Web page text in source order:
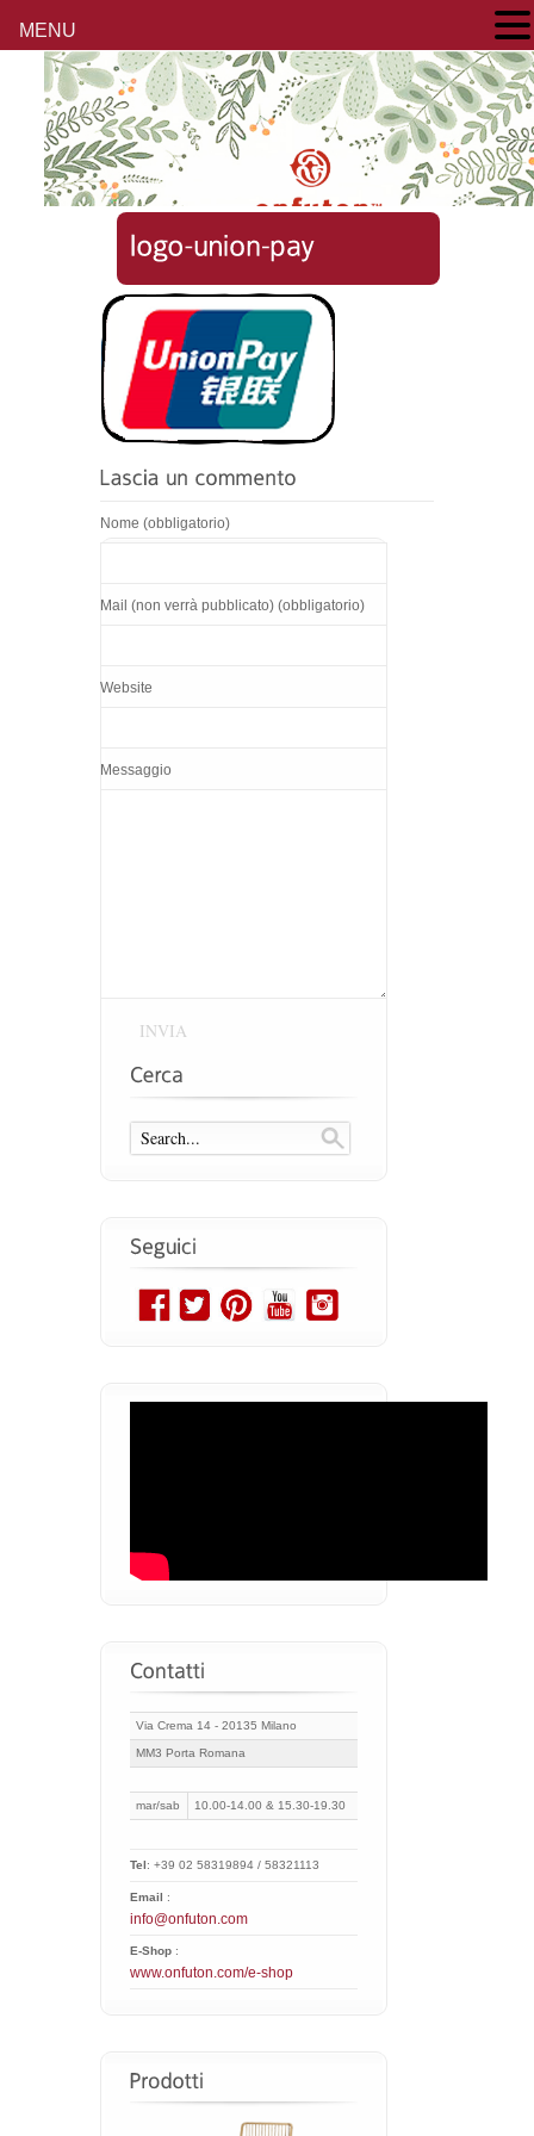
Nome (obbligatorio)
Mail (non verrà pubblicato) (obbligatorio)
Website
Messaggio
Via Crema 14 - 20135 Milano
MM3 Porta Romana
mar/sab 10.00-14.00 & 15.30-19.30
Tel: +39 02 58319894 / 58321113
Email :
info@onfuton.com
E-Shop :
www.onfuton.com/e-shop
MENU